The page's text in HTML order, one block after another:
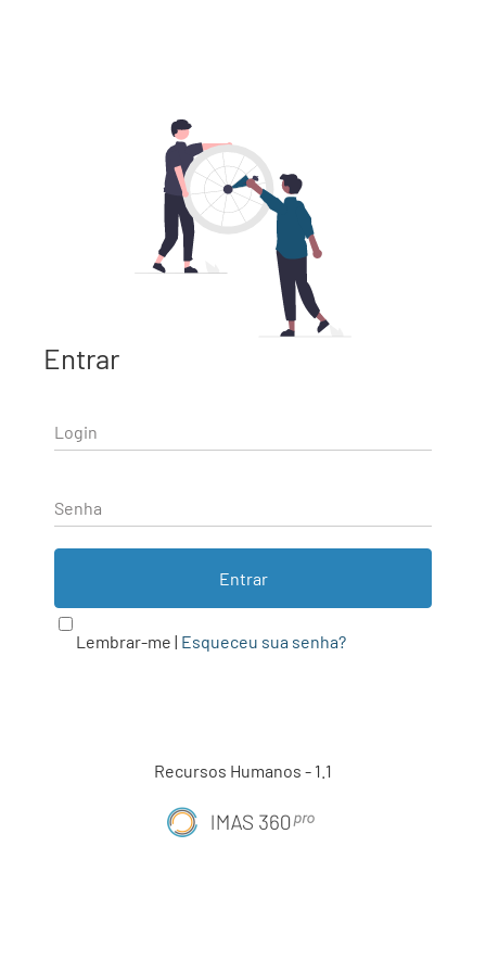
Entrar
Login
Senha
Lembrar-me | Esqueceu sua senha?
Recursos Humanos - 1.1